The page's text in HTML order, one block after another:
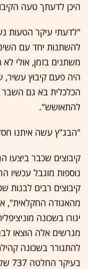
היכן לדעתך טעה
"לדעתי עיקר הטעות
להשתנות יחד עם
משתנים בזמן, אולי לא
היה פעם קיבוץ
הכלכלית בא גם השבר
להתאושש".
"הבג"ץ עשה איתנו
קיבוצים שכבר ביצעו
קיבוצים רבים לבנות
מהאגודה החקלאית",
יגורו בשכונה
מגרשים אלה הוצאו
להתגורר בשכונה